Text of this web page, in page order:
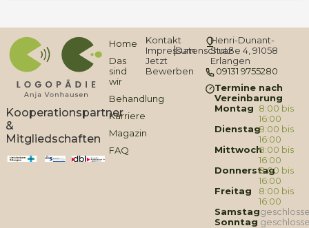
Kooperationspartner
&
Mitgliedschaften
Home
Das
sind
wir
Behandlung
Karriere
Magazin
FAQ
Kontakt
ImpressumDatenschutz
Jetzt
Bewerben
Henri-Dunant-
Straße 4, 91058
Erlangen
09131 9755280
Termine nach
Vereinbarung
Montag 8:00 bis
16:00
Dienstag8:00 bis
16:00
Mittwoch8:00 bis
16:00
Donnerstag8:00 bis
16:00
Freitag
8:00 bis
16:00
Samstag
Sonntag